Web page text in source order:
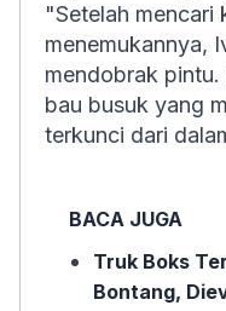
"Setelah mencari
menemukannya,
mendobrak
bau busuk yang
terkunci dari
BACA JUGA
Truk Boks
Bontang,